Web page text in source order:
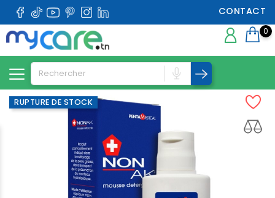
CONTACT
0
RUPTURE DE STOCK